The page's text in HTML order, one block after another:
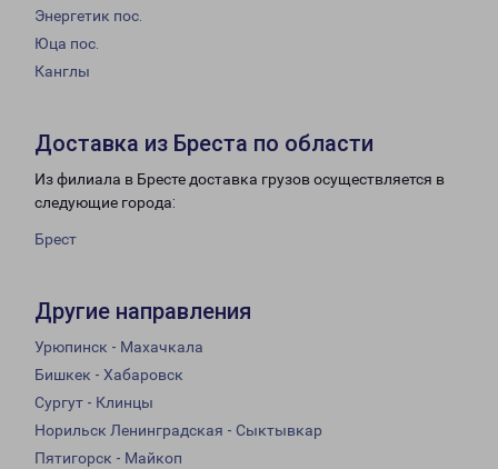
Энергетик пос.
Юца пос.
Канглы
Доставка из Бреста по области
Из филиала в Бресте доставка грузов осуществляется в
следующие города:
Брест
Другие направления
Урюпинск - Махачкала
Бишкек - Хабаровск
Сургут - Клинцы
Норильск Ленинградская - Сыктывкар
Пятигорск - Майкоп